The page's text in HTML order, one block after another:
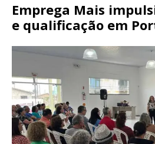
Emprega Mais
e qualificação em